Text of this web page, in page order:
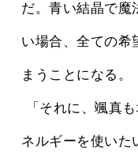
だ。青い結晶で魔
い場合、全ての希
まうことになる。
ネルギーを使いた